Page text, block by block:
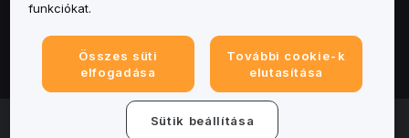
Termékek
© 2025-2026 Bybit.eu. All rights reserved.
funkciókat.
Összes süti
elfogadása
További cookie-k
elutasítása
Sütik beállítása